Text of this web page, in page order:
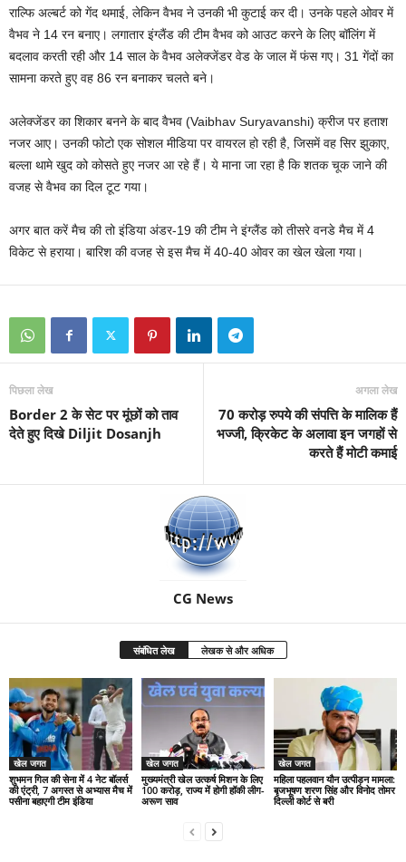
राल्फि अल्बर्ट को गेंद थमाई, लेकिन वैभव ने उनकी भी कुटाई कर दी। उनके पहले ओवर में
वैभव ने 14 रन बनाए। लगातार इंग्लैंड की टीम वैभव को आउट करने के लिए बॉलिंग में
बदलाव करती रही और 14 साल के वैभव अलेक्जेंडर वेड के जाल में फंस गए। 31 गेंदों का
सामना करते हुए वह 86 रन बनाकर चलते बने।
अलेक्जेंडर का शिकार बनने के बाद वैभव (Vaibhav Suryavanshi) क्रीज पर हताश
नजर आए। उनकी फोटो एक सोशल मीडिया पर वायरल हो रही है, जिसमें वह सिर झुकाए,
बल्ला थामे खुद को कोसते हुए नजर आ रहे हैं। ये माना जा रहा है कि शतक चूक जाने की
वजह से वैभव का दिल टूट गया।
अगर बात करें मैच की तो इंडिया अंडर-19 की टीम ने इंग्लैंड को तीसरे वनडे मैच में 4
विकेट से हराया। बारिश की वजह से इस मैच में 40-40 ओवर का खेल खेला गया।
पिछला लेख
Border 2 के सेट पर मूंछों को ताव
देते हुए दिखे Diljit Dosanjh
अगला लेख
70 करोड़ रुपये की संपत्ति के मालिक हैं
भज्जी, क्रिकेट के अलावा इन जगहों से
करते हैं मोटी कमाई
CG News
संबंधित लेख लेखक से और अधिक
खेल जगत
शुभमन गिल की सेना में 4 नेट बॉलर्स
की एंट्री, 7 अगस्त से अभ्यास मैच में
पसीना बहाएगी टीम इंडिया
खेल जगत
मुख्यमंत्री खेल उत्कर्ष मिशन के लिए
100 करोड़, राज्य में होगी हॉकी लीग-
अरूण साव
खेल जगत
महिला पहलवान यौन उत्पीड़न मामला:
बृजभूषण शरण सिंह और विनोद तोमर
दिल्ली कोर्ट से बरी